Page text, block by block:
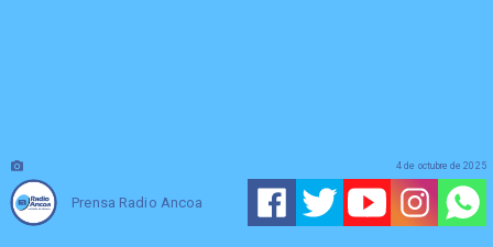
Prensa Radio Ancoa
4 de octubre de 2025